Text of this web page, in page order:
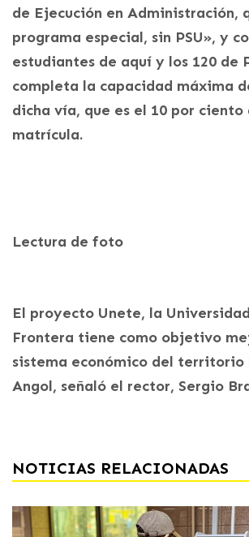
de Ejecución en Administración,
programa especial, sin PSU», y
estudiantes de aquí y los 120 de
completa la capacidad máxima
dicha vía, que es el 10 por ciento
matrícula.
Lectura de foto
El proyecto Unete, la
Frontera tiene como objetivo
sistema económico del territorio
Angol, señaló el rector, Sergio
NOTICIAS RELACIONADAS